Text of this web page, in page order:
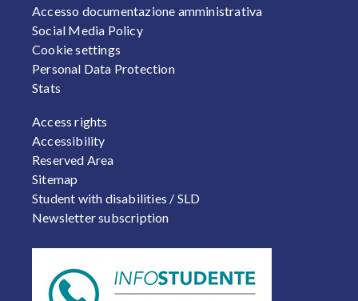
Accesso documentazione amministrativa
Social Media Policy
Cookie settings
Personal Data Protection
Stats
FOOTER 2
Access rights
Accessibility
Reserved Area
Sitemap
Student with disabilities / SLD
Newsletter subscription